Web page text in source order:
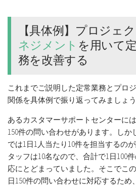
【具体例】プロジェク
ネジメント を用いて
務を改善する
これまでご説明した定常業務とプロ
関係を具体例で振り返ってみましょう
あるカスタマーサポートセンターに
150件の問い合わせがあります。しか
では1日1人当たり10件を担当するの
タッフは10名なので、合計で1日100
応にとどまっていました。そこでこ
日150件の問い合わせに対応するため